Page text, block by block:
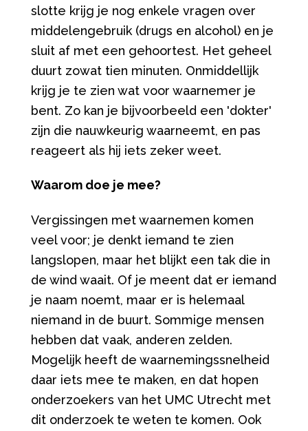
slotte krijg je nog enkele vragen over
middelengebruik (drugs en alcohol) en je
sluit af met een gehoortest. Het geheel
duurt zowat tien minuten. Onmiddellijk
krijg je te zien wat voor waarnemer je
bent. Zo kan je bijvoorbeeld een 'dokter'
zijn die nauwkeurig waarneemt, en pas
reageert als hij iets zeker weet.
Waarom doe je mee?
Vergissingen met waarnemen komen
veel voor; je denkt iemand te zien
langslopen, maar het blijkt een tak die in
de wind waait. Of je meent dat er iemand
je naam noemt, maar er is helemaal
niemand in de buurt. Sommige mensen
hebben dat vaak, anderen zelden.
Mogelijk heeft de waarnemingssnelheid
daar iets mee te maken, en dat hopen
onderzoekers van het UMC Utrecht met
dit onderzoek te weten te komen. Ook